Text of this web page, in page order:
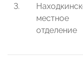
3.
местное
отделение